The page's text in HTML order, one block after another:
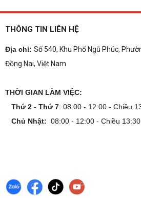
THÔNG TIN LIÊN HỆ
Địa chỉ: Số 540, Khu Phố Ngũ Phúc,
Đồng Nai, Việt Nam
THỜI GIAN LÀM VIỆC:
Thứ 2 - Thứ 7: 08:00 - 12:00 - Chiều
Chủ Nhật: 08:00 - 12:00 - Chiều